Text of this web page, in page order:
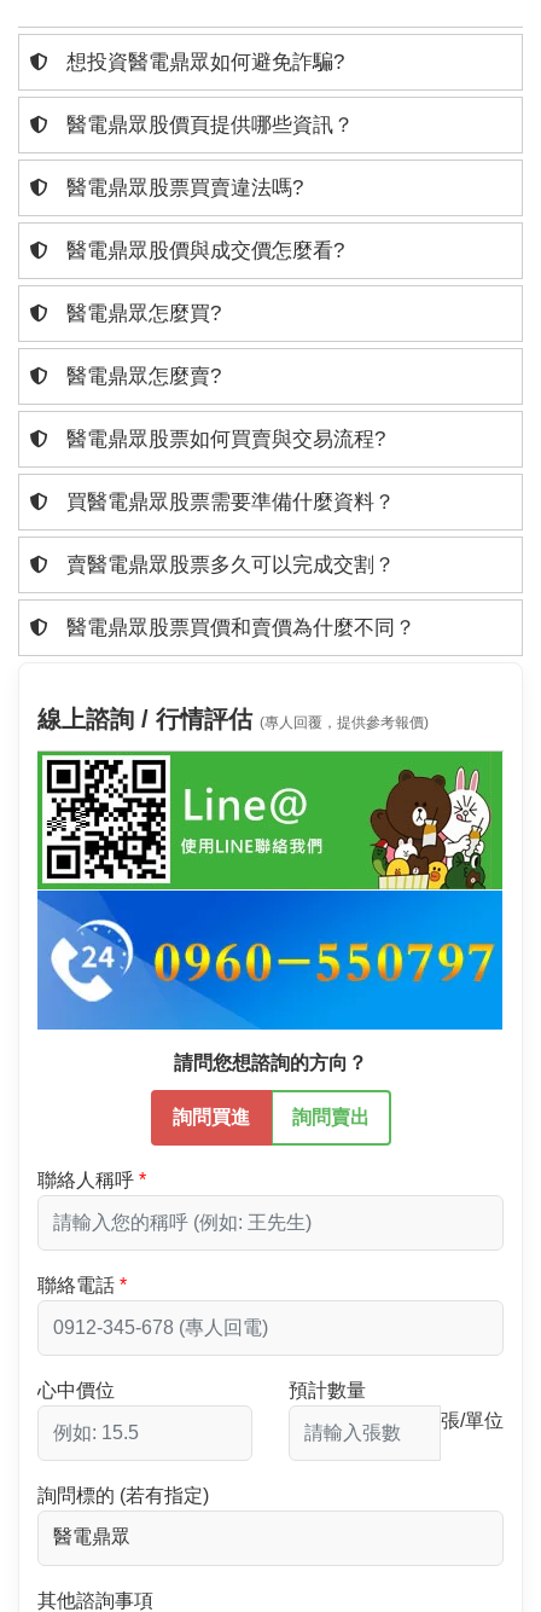
想投資醫電鼎眾如何避免詐騙?
醫電鼎眾股價頁提供哪些資訊？
醫電鼎眾股票買賣違法嗎?
醫電鼎眾股價與成交價怎麼看?
醫電鼎眾怎麼買?
醫電鼎眾怎麼賣?
醫電鼎眾股票如何買賣與交易流程?
買醫電鼎眾股票需要準備什麼資料？
賣醫電鼎眾股票多久可以完成交割？
醫電鼎眾股票買價和賣價為什麼不同？
線上諮詢 / 行情評估 (專人回覆，提供參考報價)
請問您想諮詢的方向？
詢問買進 詢問賣出
聯絡人稱呼
聯絡電話
心中價位
預計數量
張/單位
詢問標的 (若有指定)
其他諮詢事項